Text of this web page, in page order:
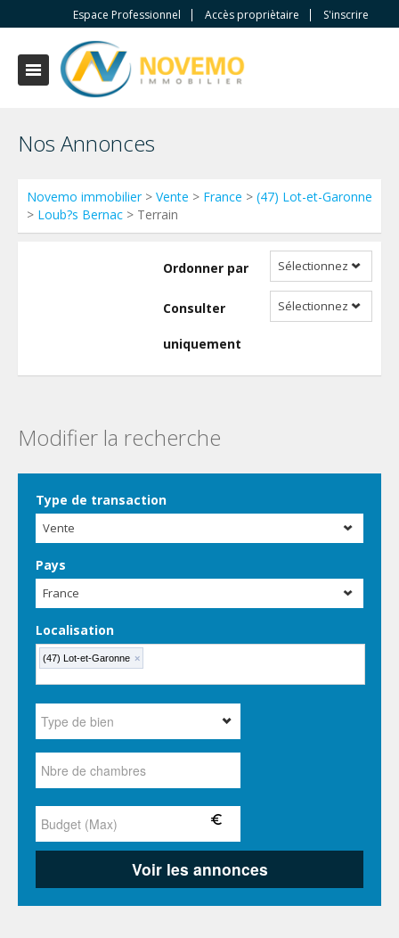
Espace Professionnel Accès propriètaire S'inscrire
Nos Annonces
Novemo immobilier> Vente > France > (47) Lot-et-Garonne
> Loub?s Bernac > Terrain
Ordonner par Sélectionnez
Consulter
uniquement
Sélectionnez
Modifier la recherche
Type de transaction
Vente
Pays
France
Localisation
(47) Lot-et-Garonne ×